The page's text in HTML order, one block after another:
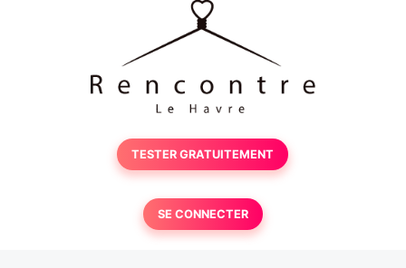
TESTER GRATUITEMENT
SE CONNECTER